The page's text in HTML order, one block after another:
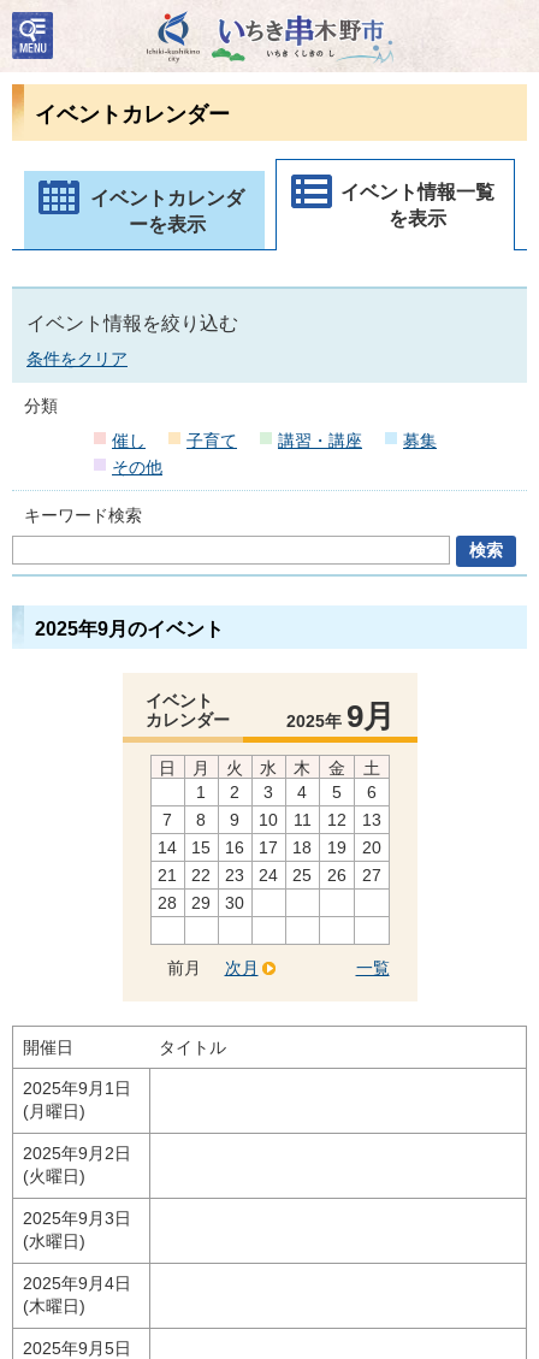
いちき串木野市
検
索・
共通
ューイベントカレンダー
イベントカレンダ
ーを表示
イベント情報一覧
を表示
イベント情報を絞り込む
条件をクリア
分類
催し
子育て 講習・講座
募集
その他
キーワード検索
2025年9月のイベント
イベント
カレンダー
2025年 9月
日 月 火 水 木 金
土
1
2 3 4 5
6
7
8 9 10 11 12
13
14
15 16 17 18 19
20
21
22 23 24 25 26
27
28
29 30
前月 一覧
次月
開催日 タイトル
2025年9月1日
(月曜日)
2025年9月2日
(火曜日)
2025年9月3日
(水曜日)
2025年9月4日
(木曜日)
2025年9月5日